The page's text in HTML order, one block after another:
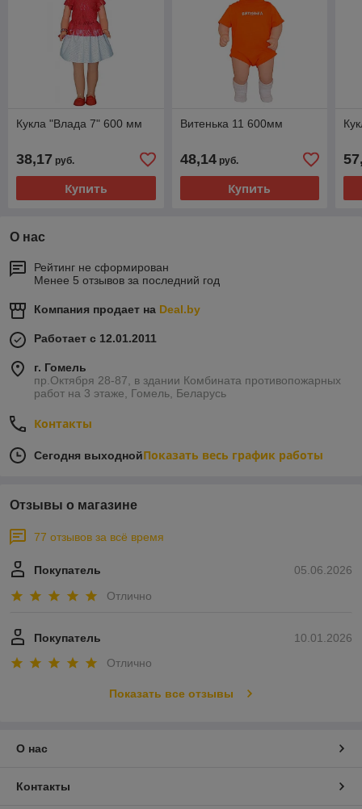
Кукла "Влада 7" 600 мм
38,17 руб.
Купить
Витенька 11 600мм
48,14руб.
Купить
О нас
Рейтинг не сформирован
Менее 5 отзывов за последний год
Компания продает на Deal.by
Работает с 12.01.2011
г. Гомель
пр.Октября 28-87, в здании Комбината противопожарных
работ на 3 этаже, Гомель, Беларусь
Контакты
Сегодня выходнойПоказать весь график работы
Отзывы о магазине
77 отзывов за всё время
05.06.2026
Покупатель
Отлично
10.01.2026
Покупатель
Отлично
Показать все отзывы
О нас
Контакты